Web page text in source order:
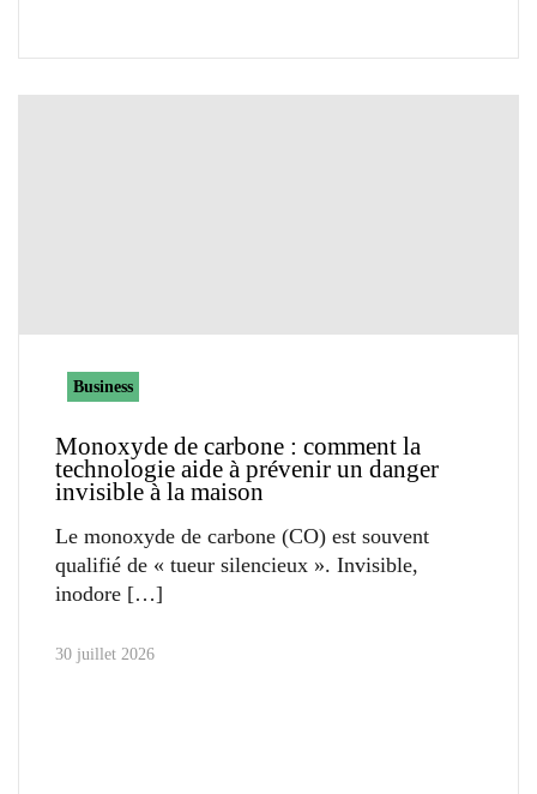
Business
Monoxyde de carbone : comment la
technologie aide à prévenir un danger
invisible à la maison
Le monoxyde de carbone (CO) est souvent
qualifié de « tueur silencieux ». Invisible,
inodore
30 juillet 2026